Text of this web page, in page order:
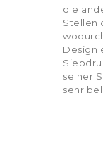
die
Stellen
Design
seiner
sehr